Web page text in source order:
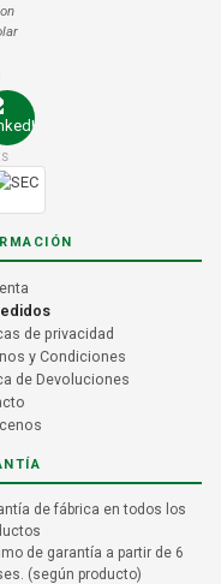
de privacidad
y Condiciones
de Devoluciones
de fábrica en todos los
de garantía a partir de 6
(según producto)